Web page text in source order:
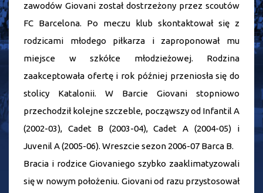
zawodów Giovani został dostrzeżony przez scoutów
FC Barcelona. Po meczu klub skontaktował się z
rodzicami młodego piłkarza i zaproponował mu
miejsce w szkółce młodzieżowej. Rodzina
zaakceptowała ofertę i rok później przeniosła się do
stolicy Katalonii. W Barcie Giovani stopniowo
przechodził kolejne szczeble, począwszy od Infantil A
(2002-03), Cadet B (2003-04), Cadet A (2004-05) i
Juvenil A (2005-06). Wreszcie sezon 2006-07 Barca B.
Bracia i rodzice Giovaniego szybko zaaklimatyzowali
się w nowym położeniu. Giovani od razu przystosował